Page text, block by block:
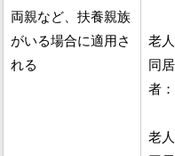
両親など、扶養親族
がいる場合に適用さ
れる
老
同
者
老